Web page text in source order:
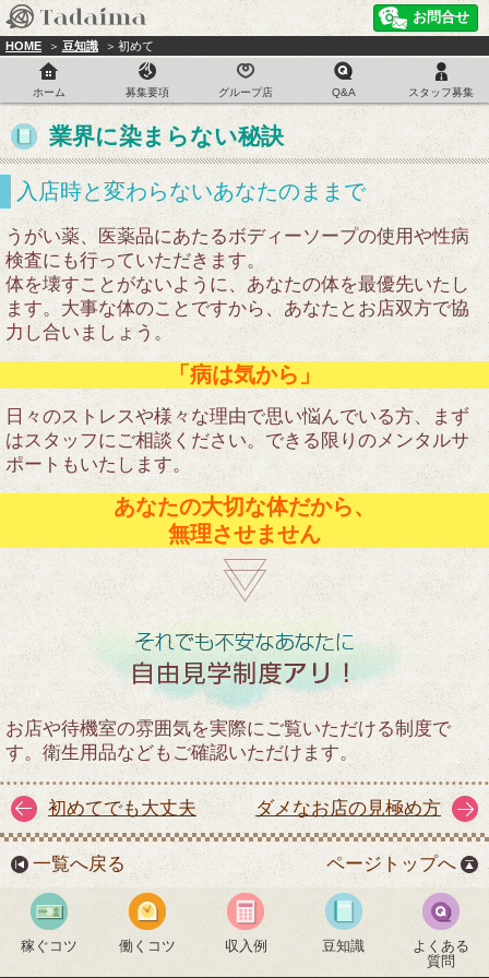
お問合せ
HOME 豆知識 初めて
ホーム 募集要項 グループ店 Q&A スタッフ募集
業界に染まらない秘訣
入店時と変わらないあなたのままで
うがい薬、医薬品にあたるボディーソープの使用や性病
検査にも行っていただきます。
体を壊すことがないように、あなたの体を最優先いたし
ます。大事な体のことですから、あなたとお店双方で協
力し合いましょう。
「病は気から」
日々のストレスや様々な理由で思い悩んでいる方、まず
はスタッフにご相談ください。できる限りのメンタルサ
ポートもいたします。
あなたの大切な体だから、
無理させません
お店や待機室の雰囲気を実際にご覧いただける制度で
す。衛生用品などもご確認いただけます。
初めてでも大丈夫 ダメなお店の見極め方
一覧へ戻る ページトップへ
稼ぐコツ 働くコツ 収入例 豆知識
よくある
質問